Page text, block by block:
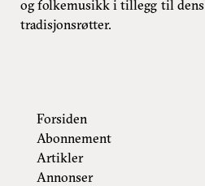
og folkemusikk i tillegg til dens
tradisjonsrøtter.
Forsiden
Abonnement
Artikler
Annonser